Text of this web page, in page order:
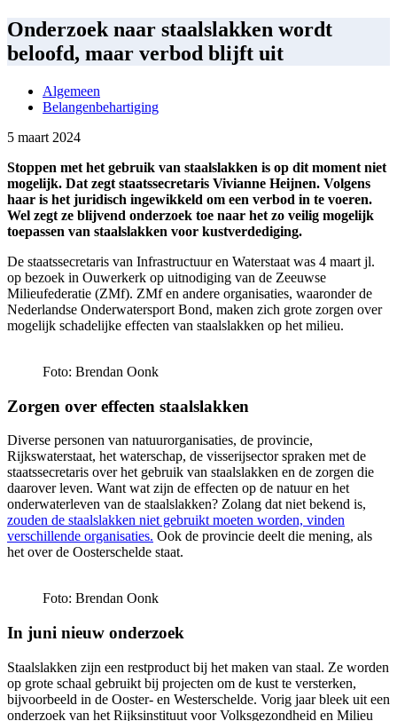
Onderzoek naar staalslakken wordt
beloofd, maar verbod blijft uit
Algemeen
Belangenbehartiging
5 maart 2024
Stoppen met het gebruik van staalslakken is op dit moment niet
mogelijk. Dat zegt staatssecretaris Vivianne Heijnen. Volgens
haar is het juridisch ingewikkeld om een verbod in te voeren.
Wel zegt ze blijvend onderzoek toe naar het zo veilig mogelijk
toepassen van staalslakken voor kustverdediging.
De staatssecretaris van Infrastructuur en Waterstaat was 4 maart jl.
op bezoek in Ouwerkerk op uitnodiging van de Zeeuwse
Milieufederatie (ZMf). ZMf en andere organisaties, waaronder de
Nederlandse Onderwatersport Bond, maken zich grote zorgen over
mogelijk schadelijke effecten van staalslakken op het milieu.
Foto: Brendan Oonk
Zorgen over effecten staalslakken
Diverse personen van natuurorganisaties, de provincie,
Rijkswaterstaat, het waterschap, de visserijsector spraken met de
staatssecretaris over het gebruik van staalslakken en de zorgen die
daarover leven. Want wat zijn de effecten op de natuur en het
onderwaterleven van de staalslakken? Zolang dat niet bekend is,
zouden de staalslakken niet gebruikt moeten worden, vinden
verschillende organisaties. Ook de provincie deelt die mening, als
het over de Oosterschelde staat.
Foto: Brendan Oonk
In juni nieuw onderzoek
Staalslakken zijn een restproduct bij het maken van staal. Ze worden
op grote schaal gebruikt bij projecten om de kust te versterken,
bijvoorbeeld in de Ooster- en Westerschelde. Vorig jaar bleek uit een
onderzoek van het Rijksinstituut voor Volksgezondheid en Milieu